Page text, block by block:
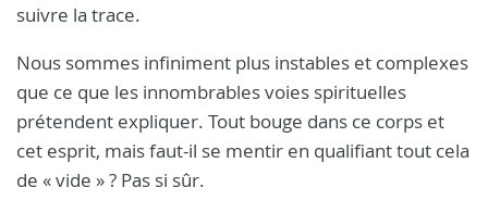
suivre la trace.
Nous sommes infiniment plus instables et complexes
que ce que les innombrables voies spirituelles
prétendent expliquer. Tout bouge dans ce corps et
cet esprit, mais faut-il se mentir en qualifiant tout cela
de « vide » ? Pas si sûr.